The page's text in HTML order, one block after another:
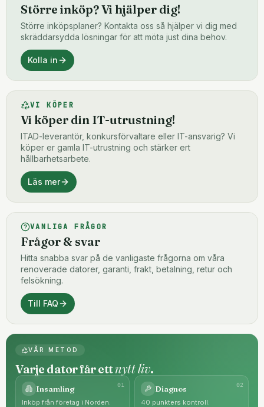
Större inköp? Vi hjälper dig!
Större inköpsplaner? Kontakta oss så hjälper vi dig med
skräddarsydda lösningar för att möta just dina behov.
Kolla in
VI KÖPER
Vi köper din IT-utrustning!
ITAD-leverantör, konkursförvaltare eller IT-ansvarig? Vi
köper er gamla IT-utrustning och stärker ert
hållbarhetsarbete.
Läs mer
VANLIGA FRÅGOR
Frågor & svar
Hitta snabba svar på de vanligaste frågorna om våra
renoverade datorer, garanti, frakt, betalning, retur och
felsökning.
Till FAQ
VÅR METOD
Varje dator får ettnytt liv.
01
Insamling
Inköp från företag i Norden.
02
Diagnos
40 punkters kontroll.